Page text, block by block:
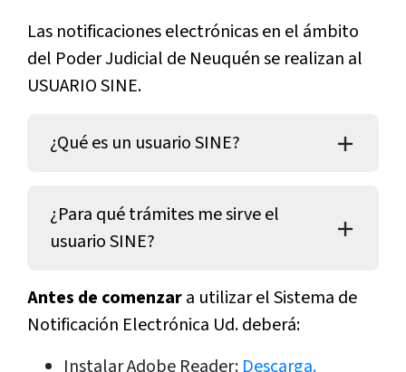
Las notificaciones electrónicas en el ámbito
del Poder Judicial de Neuquén se realizan al
USUARIO SINE.
¿Qué es un usuario SINE?
¿Para qué trámites me sirve el
usuario SINE?
Antes de comenzara utilizar el Sistema de
Notificación Electrónica Ud. deberá:
Instalar Adobe Reader: Descarga.